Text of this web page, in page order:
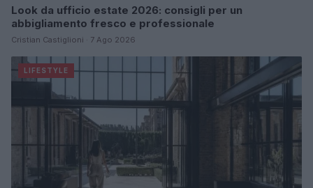
Look da ufficio estate 2026: consigli per un
abbigliamento fresco e professionale
Cristian Castiglioni · 7 Ago 2026
LIFESTYLE